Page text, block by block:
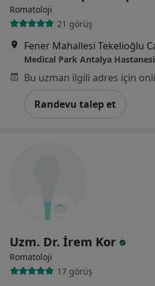
Romatoloji
21 görüş
Medical Park Antalya Hastanesi
Randevu talep et
Uzm. Dr. İrem Kor
Romatoloji
17 görüş